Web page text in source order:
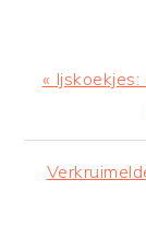
Previous
«
Next